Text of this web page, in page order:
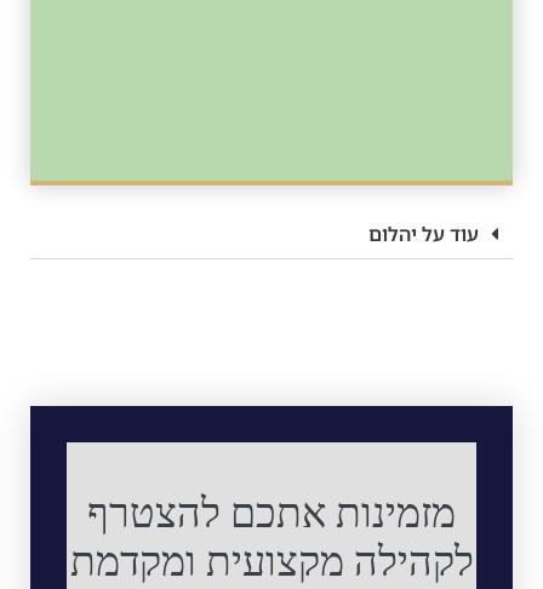
עוד על יהלום
מזמינות אתכם להצטרף
לקהילה מקצועית ומקדמת